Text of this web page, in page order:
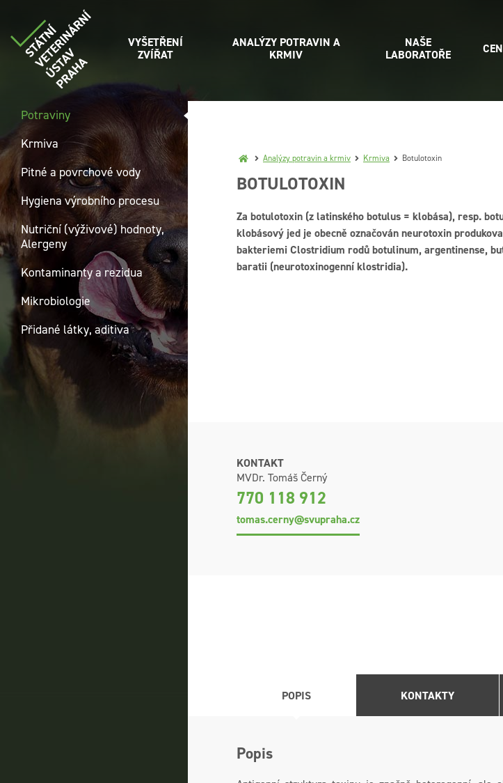
VYŠETŘENÍ
ZVÍŘAT
ANALÝZY POTRAVIN A
KRMIV
NAŠE
LABORATOŘE
Analýzy potravin a krmiv Krmiva Botulotoxin
BOTULOTOXIN
Za botulotoxin (z latinského botulus = klobása), resp.
klobásový jed je obecně označován neurotoxin
bakteriemi Clostridium rodů botulinum, argentinense,
baratii (neurotoxinogenní klostridia).
KONTAKT
MVDr. Tomáš Černý
770 118 912
tomas.cerny@svupraha.cz
POPIS KONTAKTY
Popis
Potraviny
Krmiva
Pitné a povrchové vody
Hygiena výrobního procesu
Nutriční (výživové) hodnoty,
Alergeny
Kontaminanty a rezidua
Mikrobiologie
Přidané látky, aditiva